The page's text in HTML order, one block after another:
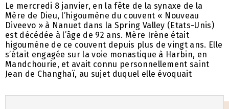
Le mercredi 8 janvier, en la fête de la synaxe de la
Mère de Dieu, l’higoumène du couvent « Nouveau
Diveevo » à Nanuet dans la Spring Valley (Etats-Unis)
est décédée à l’âge de 92 ans. Mère Irène était
higoumène de ce couvent depuis plus de vingt ans. Elle
s’était engagée sur la voie monastique à Harbin, en
Mandchourie, et avait connu personnellement saint
Jean de Changhaï, au sujet duquel elle évoquait